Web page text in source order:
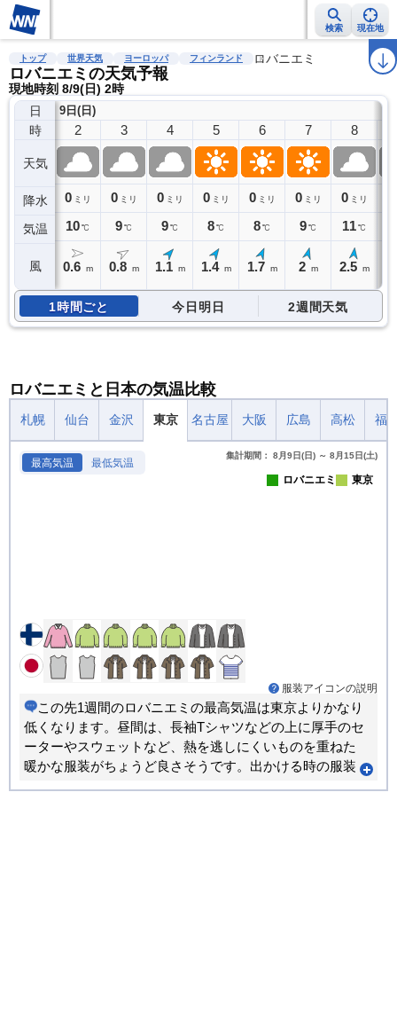
検索 現在地
雨雲レーダー 台風情報 地震情報 警報・注意報 2週間天気 ラ
トップ 世界天気 ヨーロッパ フィンランド ロバニエミ
ロバニエミの天気予報
現地時刻 8/9(日) 2時
日
時
天気
降水
気温
風
9日(日)
2
0 ミリ
10℃
0.6 m
3
0 ミリ
9℃
0.8 m
4
0 ミリ
9℃
1.1 m
5
0 ミリ
8℃
1.4 m
6
0 ミリ
8℃
1.7 m
7
0 ミリ
9℃
2 m
8
0 ミリ
11℃
2.5 m
1時間ごと 今日明日 2週間天気
ロバニエミと日本の気温比較
札幌 仙台 金沢 東京 名古屋 大阪 広島 高松 福
最高気温 最低気温
集計期間： 8月9日(日) ～ 8月15日(土)
ロバニエミ 東京
服装アイコンの説明
この先1週間のロバニエミの最高気温は東京よりかなり
低くなります。昼間は、長袖Tシャツなどの上に厚手のセ
ーターやスウェットなど、熱を逃しにくいものを重ねた
暖かな服装がちょうど良さそうです。出かける時の服装